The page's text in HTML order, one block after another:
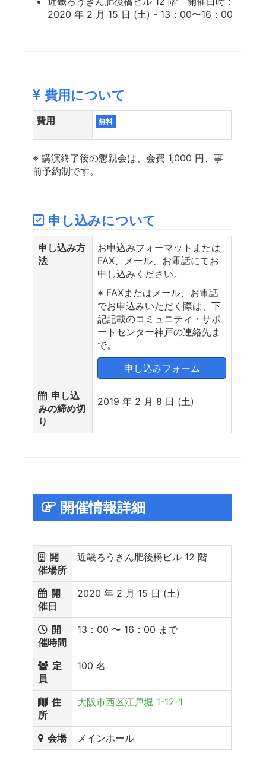
2020 年 2 月 15 日 (土) - 13：00〜16：00
費用について
費用 無料
※ 講演終了後の懇親会は、会費 1,000 円、事
前予約制です。
申し込みについて
申し込み方
法
お申込みフォーマットまたは
FAX、メール、お電話にてお
申し込みください。
※ FAXまたはメール、お電話
でお申込みいただく際は、下
記記載のコミュニティ・サポ
ートセンター神戸の連絡先ま
で。
申し込みフォーム
申し込
みの締め切
り
2019 年 2 月 8 日 (土)
開催情報詳細
開
催場所
近畿ろうきん肥後橋ビル 12 階
開
催日
2020 年 2 月 15 日 (土)
開
催時間
13：00 〜 16：00 まで
定
員
100 名
住
所
大阪市西区江戸堀 1-12-1
会場 メインホール